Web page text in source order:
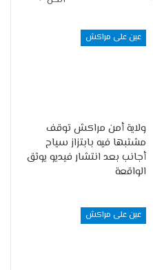
عين على مراكش
ولاية أمن مراكش توقف
مشتبها فيه بابتزاز سياح
أجانب بعد انتشار فيديو يوثق
الواقعة
عين على مراكش